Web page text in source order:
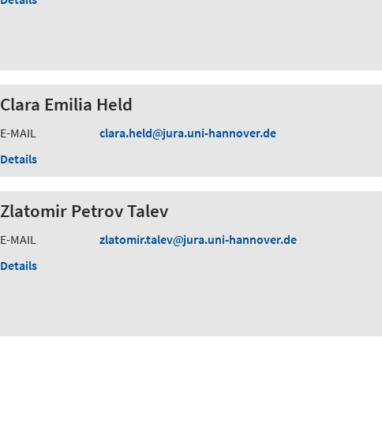
Clara Emilia Held
E-MAIL clara.held
jura.uni-hannover.de
Details
Zlatomir Petrov Talev
E-MAIL zlatomir.talev
jura.uni-hannover.de
Details